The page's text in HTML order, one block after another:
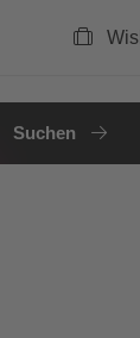
Suchen